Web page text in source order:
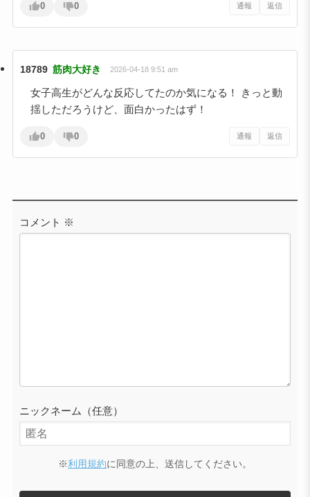
0 0 通報 返信
18789 筋肉大好き 2026-04-18 9:51 am
女子高生がどんな反応してたのか気になる！ きっと動
揺しただろうけど、面白かったはず！
0 0 通報 返信
コメント ※
ニックネーム（任意）
※利用規約に同意の上、送信してください。